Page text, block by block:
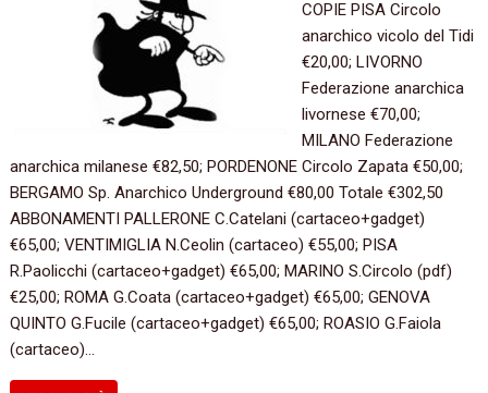
COPIE PISA Circolo
anarchico vicolo del Tidi
€20,00; LIVORNO
Federazione anarchica
livornese €70,00;
MILANO Federazione
anarchica milanese €82,50; PORDENONE Circolo Zapata €50,00;
BERGAMO Sp. Anarchico Underground €80,00 Totale €302,50
ABBONAMENTI PALLERONE C.Catelani (cartaceo+gadget)
€65,00; VENTIMIGLIA N.Ceolin (cartaceo) €55,00; PISA
R.Paolicchi (cartaceo+gadget) €65,00; MARINO S.Circolo (pdf)
€25,00; ROMA G.Coata (cartaceo+gadget) €65,00; GENOVA
QUINTO G.Fucile (cartaceo+gadget) €65,00; ROASIO G.Faiola
(cartaceo)…